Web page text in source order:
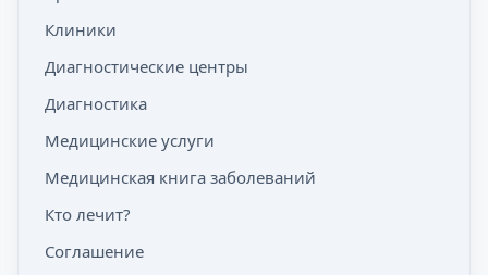
Клиники
Диагностические центры
Диагностика
Медицинские услуги
Медицинская книга заболеваний
Кто лечит?
Соглашение